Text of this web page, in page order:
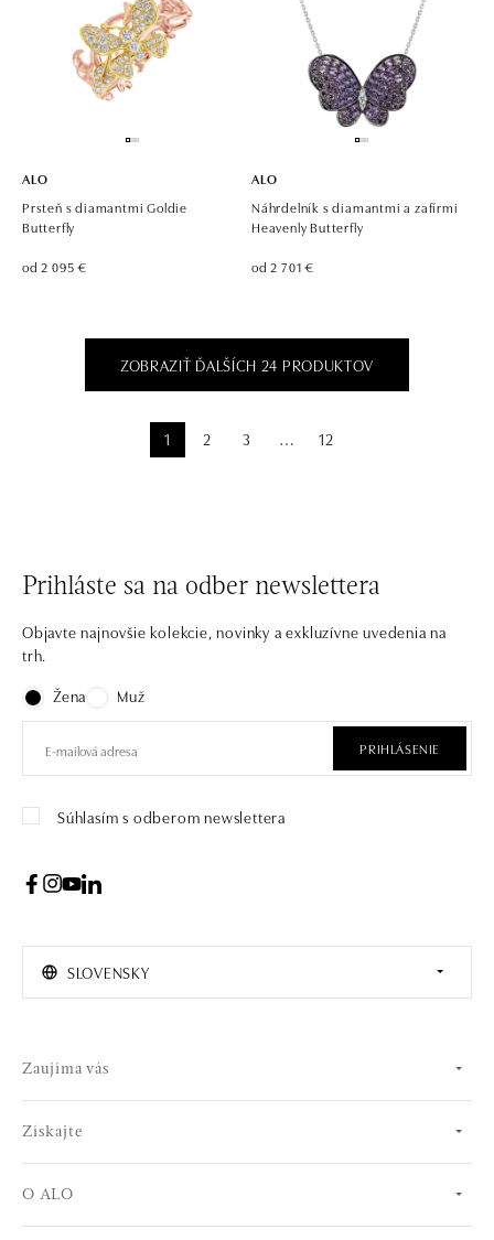
ALO
Prsteň s diamantmi Goldie
Butterfly
od 2 095 €
ALO
Náhrdelník s diamantmi a zafírmi
Heavenly Butterfly
od 2 701 €
ZOBRAZIŤ ĎALŠÍCH 24 PRODUKTOV
1 2 3 ⋯ 12
Prihláste sa na odber newslettera
Objavte najnovšie kolekcie, novinky a exkluzívne uvedenia na
trh.
Žena
Muž
PRIHLÁSENIE
Súhlasím s odberom newslettera
SLOVENSKY
Zaujíma vás
Získajte
O ALO